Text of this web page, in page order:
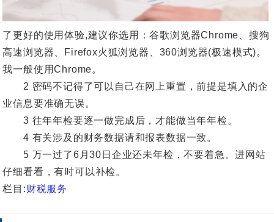
了更好的使用体验,建议你选用：谷歌浏览器Chrome、搜狗
高速浏览器、Firefox火狐浏览器、360浏览器(极速模式)。
我一般使用Chrome。
2 密码不记得了可以自己在网上重置，前提是填入的企
业信息要准确无误。
3 往年年检要逐一做完成后，才能做当年年检。
4 有关涉及的财务数据请和报表数据一致。
5 万一过了6月30日企业还未年检，不要着急。进网站
仔细看看，有时可以补检。
栏目:财税服务